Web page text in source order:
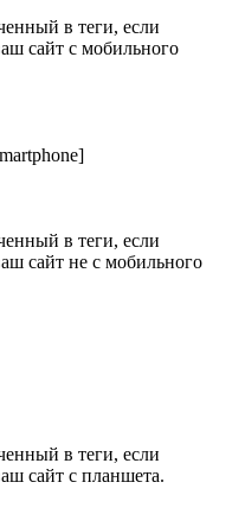
в теги, если
сайт с мобильного
в теги, если
сайт не с мобильного
в теги, если
сайт с планшета.